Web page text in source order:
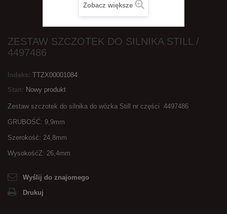
Zobacz większe
ZESTAW SZCZOTEK DO SILNIKA STILL /
4497486
Indeks: TTZX00001084
Stan: Nowy produkt
Zestaw szczotek do silnika do wózka Still nr części 4497486
GRUBOŚĆ: 9,9mm
Szerokość: 24,8mm
WysokośćZ: 26,4mm
Wyślij do znajomego
Drukuj